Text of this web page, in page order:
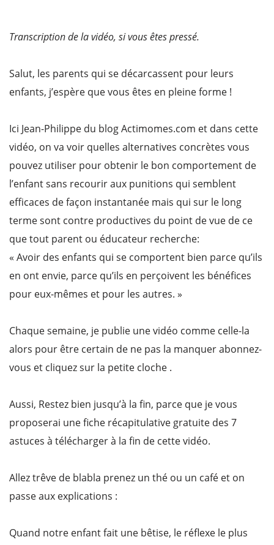
Transcription de la vidéo, si vous êtes pressé.
Salut, les parents qui se décarcassent pour leurs
enfants, j’espère que vous êtes en pleine forme !
Ici Jean-Philippe du blog Actimomes.com et dans cette
vidéo, on va voir quelles alternatives concrètes vous
pouvez utiliser pour obtenir le bon comportement de
l’enfant sans recourir aux punitions qui semblent
efficaces de façon instantanée mais qui sur le long
terme sont contre productives du point de vue de ce
que tout parent ou éducateur recherche:
« Avoir des enfants qui se comportent bien parce qu’ils
en ont envie, parce qu’ils en perçoivent les bénéfices
pour eux-mêmes et pour les autres. »
Chaque semaine, je publie une vidéo comme celle-la
alors pour être certain de ne pas la manquer abonnez-
vous et cliquez sur la petite cloche .
Aussi, Restez bien jusqu’à la fin, parce que je vous
proposerai une fiche récapitulative gratuite des 7
astuces à télécharger à la fin de cette vidéo.
Allez trêve de blabla prenez un thé ou un café et on
passe aux explications :
Quand notre enfant fait une bêtise, le réflexe le plus